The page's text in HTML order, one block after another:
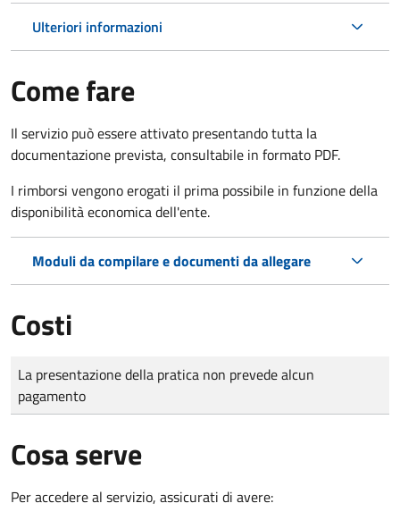
Ulteriori informazioni
Come fare
Il servizio può essere attivato presentando tutta la
documentazione prevista, consultabile in formato PDF.
I rimborsi vengono erogati il prima possibile in funzione della
disponibilità economica dell'ente.
Moduli da compilare e documenti da allegare
Costi
Tipo di pagamento
Importo
La presentazione della pratica non prevede alcun
pagamento
Cosa serve
Per accedere al servizio, assicurati di avere: